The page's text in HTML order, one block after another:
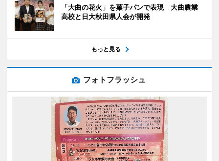
「大曲の花火」を菓子パンで表現 大曲農業
高校と日大秋田県人会が開発
もっと見る
フォトフラッシュ